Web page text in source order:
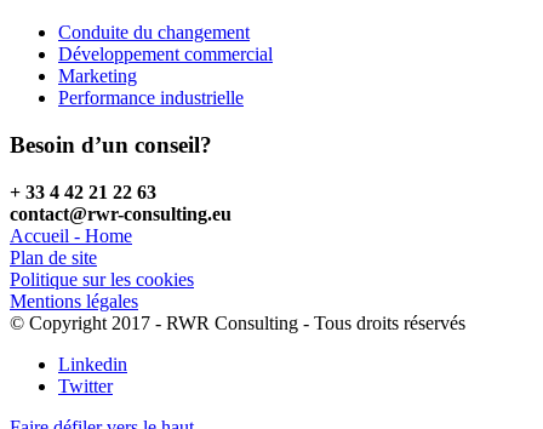
Conduite du changement
Développement commercial
Marketing
Performance industrielle
Besoin d’un conseil?
+ 33 4 42 21 22 63
contact@rwr-consulting.eu
Accueil - Home
Plan de site
Politique sur les cookies
Mentions légales
© Copyright 2017 - RWR Consulting - Tous droits réservés
Linkedin
Twitter